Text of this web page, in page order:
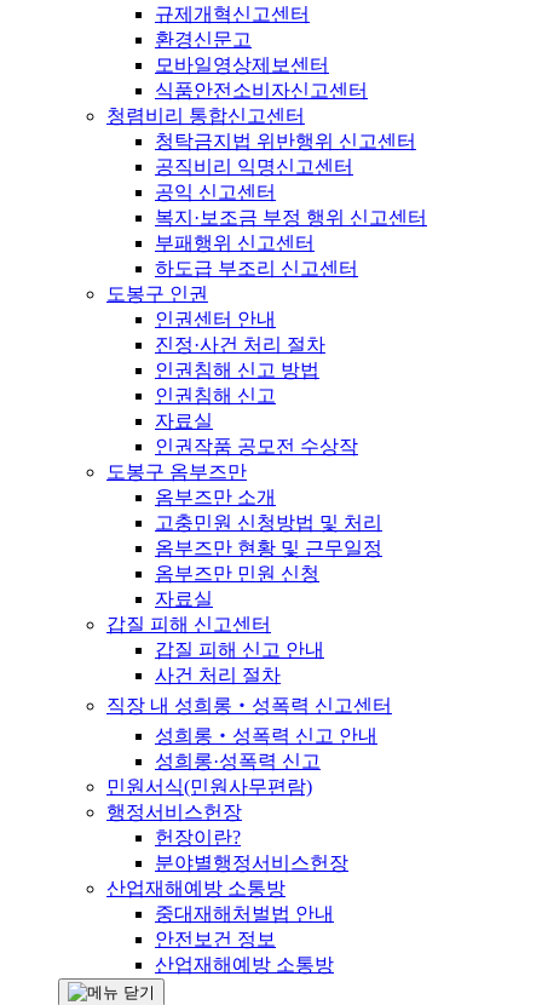
규제개혁신고센터
환경신문고
모바일영상제보센터
식품안전소비자신고센터
청렴비리 통합신고센터
청탁금지법 위반행위 신고센터
공직비리 익명신고센터
공익 신고센터
복지·보조금 부정 행위 신고센터
부패행위 신고센터
하도급 부조리 신고센터
도봉구 인권
인권센터 안내
진정·사건 처리 절차
인권침해 신고 방법
인권침해 신고
자료실
인권작품 공모전 수상작
도봉구 옴부즈만
옴부즈만 소개
고충민원 신청방법 및 처리
옴부즈만 현황 및 근무일정
옴부즈만 민원 신청
자료실
갑질 피해 신고센터
갑질 피해 신고 안내
사건 처리 절차
직장 내 성희롱‧성폭력 신고센터
성희롱‧성폭력 신고 안내
성희롱·성폭력 신고
민원서식(민원사무편람)
행정서비스헌장
헌장이란?
분야별행정서비스헌장
산업재해예방 소통방
중대재해처벌법 안내
안전보건 정보
산업재해예방 소통방